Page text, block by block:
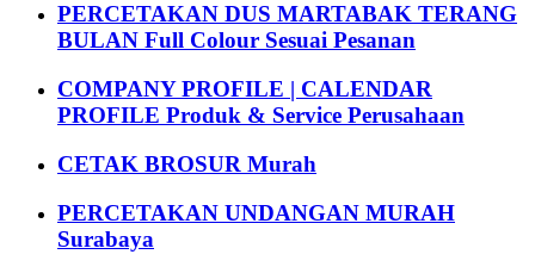
PERCETAKAN DUS MARTABAK TERANG
BULAN Full Colour Sesuai Pesanan
COMPANY PROFILE | CALENDAR
PROFILE Produk & Service Perusahaan
CETAK BROSUR Murah
PERCETAKAN UNDANGAN MURAH
Surabaya